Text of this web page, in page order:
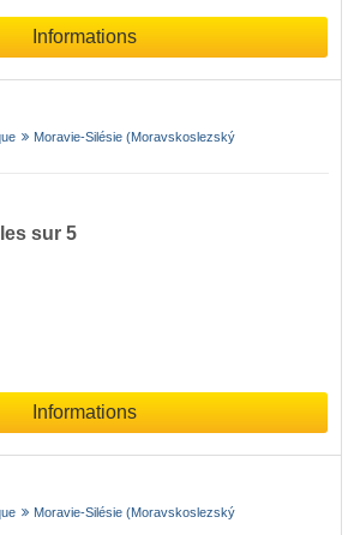
Informations
Moravie-Silésie (Moravskoslezský
sur 5
Informations
Moravie-Silésie (Moravskoslezský